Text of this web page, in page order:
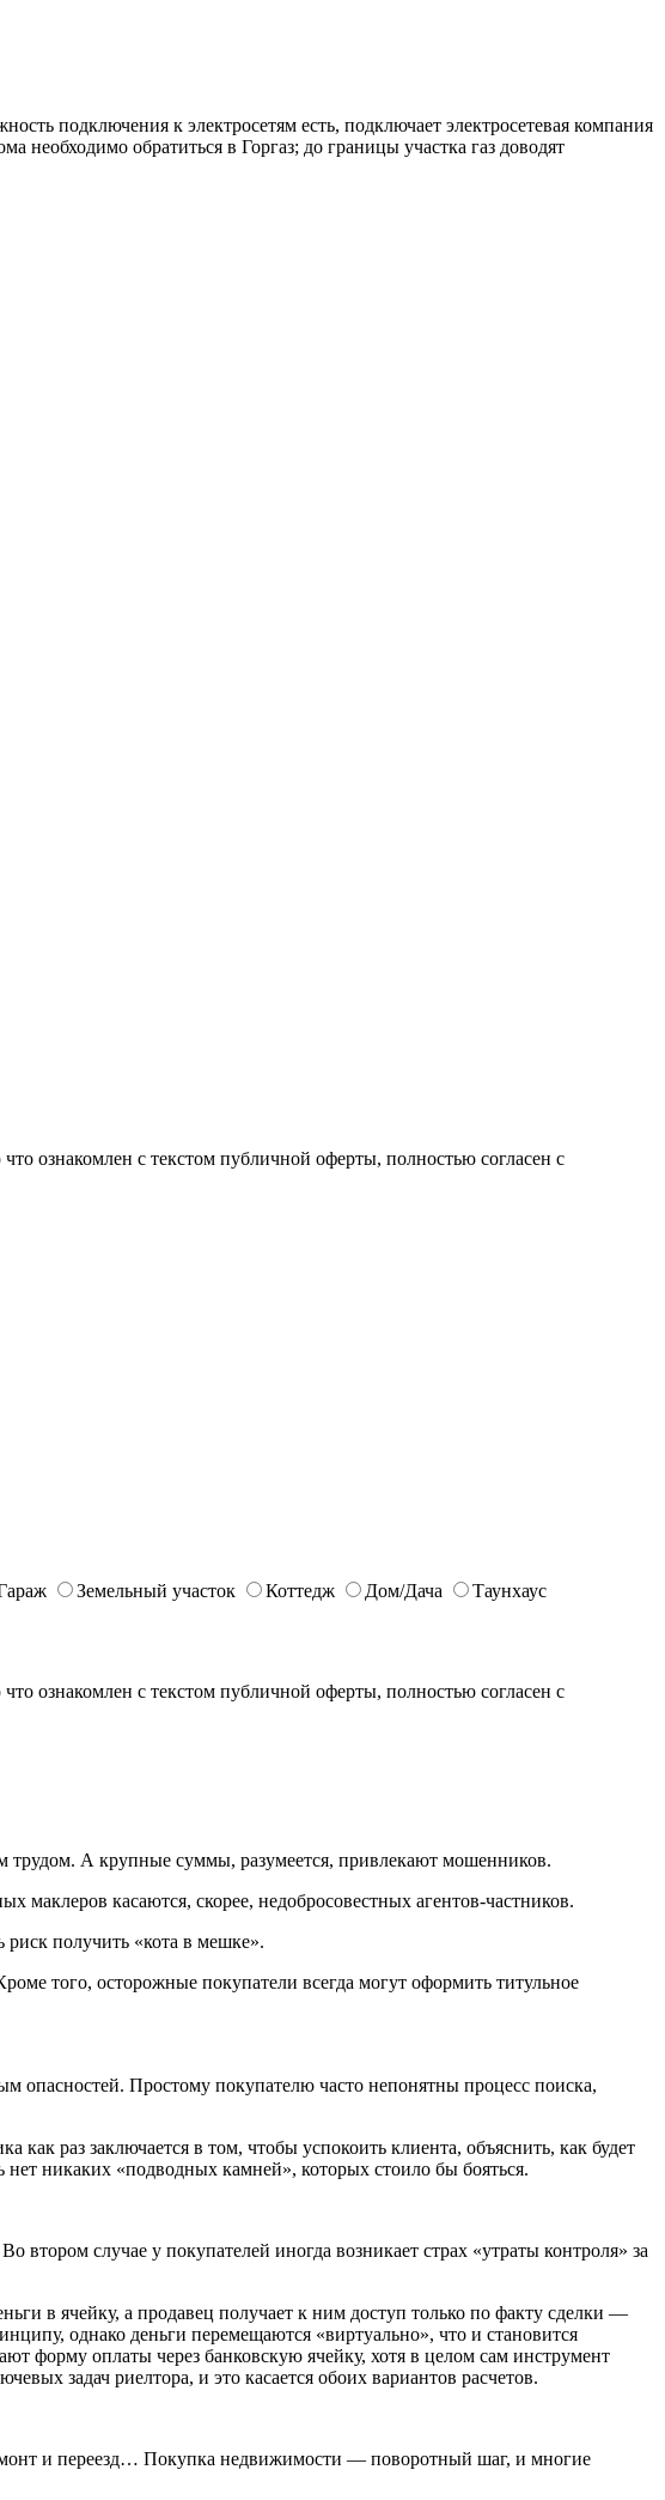
подключения к электросетям есть, подключает электросетевая компания
обратиться в Горгаз; до границы участка газ доводят
ознакомлен с текстом публичной оферты, полностью согласен с
Земельный участок Коттедж Дом/Дача Таунхаус
ознакомлен с текстом публичной оферты, полностью согласен с
трудом. А крупные суммы, разумеется, привлекают мошенников.
касаются, скорее, недобросовестных агентов-частников.
риск получить «кота в мешке».
того, осторожные покупатели всегда могут оформить титульное
опасностей. Простому покупателю часто непонятны процесс поиска,
раз заключается в том, чтобы успокоить клиента, объяснить, как будет
никаких «подводных камней», которых стоило бы бояться.
случае у покупателей иногда возникает страх «утраты контроля» за
в ячейку, а продавец получает к ним доступ только по факту сделки —
однако деньги перемещаются «виртуально», что и становится
форму оплаты через банковскую ячейку, хотя в целом сам инструмент
задач риелтора, и это касается обоих вариантов расчетов.
и переезд… Покупка недвижимости — поворотный шаг, и многие